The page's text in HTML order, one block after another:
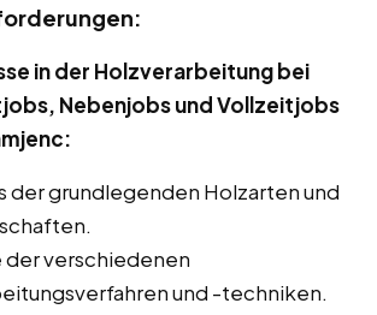
in der Holzverarbeitung bei
Nebenjobs und Vollzeitjobs
der grundlegenden Holzarten und
der verschiedenen
und -techniken.